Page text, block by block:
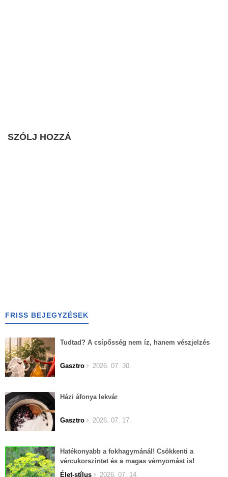
SZÓLJ HOZZÁ
FRISS BEJEGYZÉSEK
Tudtad? A csípősség nem íz, hanem vészjelzés
Gasztro 2026. 07. 30.
Házi áfonya lekvár
Gasztro 2026. 07. 17.
Hatékonyabb a fokhagymánál! Csökkenti a
vércukorszintet és a magas vérnyomást is!
Élet-stílus
2026. 07. 14.